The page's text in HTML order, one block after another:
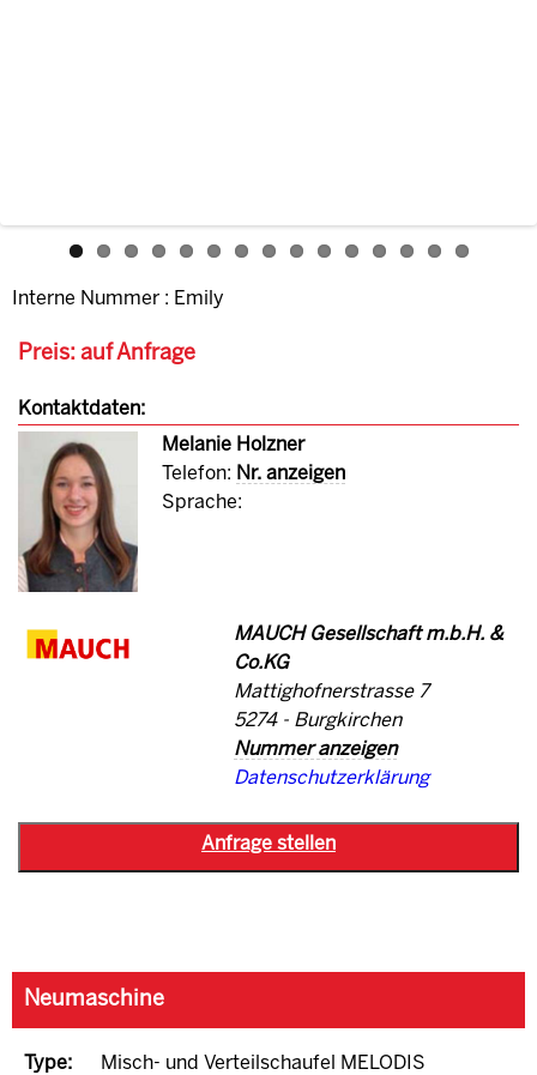
Interne Nummer : Emily
Preis: auf Anfrage
Kontaktdaten:
Melanie Holzner
Telefon: Nr. anzeigen
Sprache:
MAUCH Gesellschaft m.b.H. &
Co.KG
Mattighofnerstrasse 7
5274 - Burgkirchen
Nummer anzeigen
Datenschutzerklärung
Neumaschine
Type:
Misch- und Verteilschaufel MELODIS